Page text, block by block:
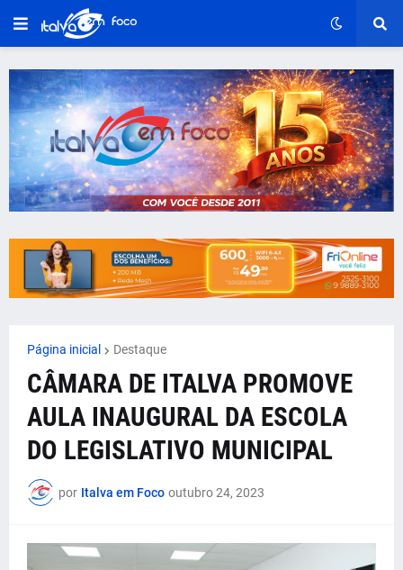
Página inicial Destaque
CÂMARA DE ITALVA PROMOVE
AULA INAUGURAL DA ESCOLA
DO LEGISLATIVO MUNICIPAL
por Italva em Foco outubro 24, 2023